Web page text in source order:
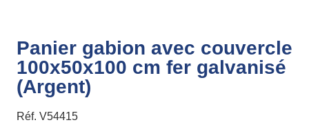
Panier gabion avec couvercle
100x50x100 cm fer galvanisé
(Argent)
Réf. V54415